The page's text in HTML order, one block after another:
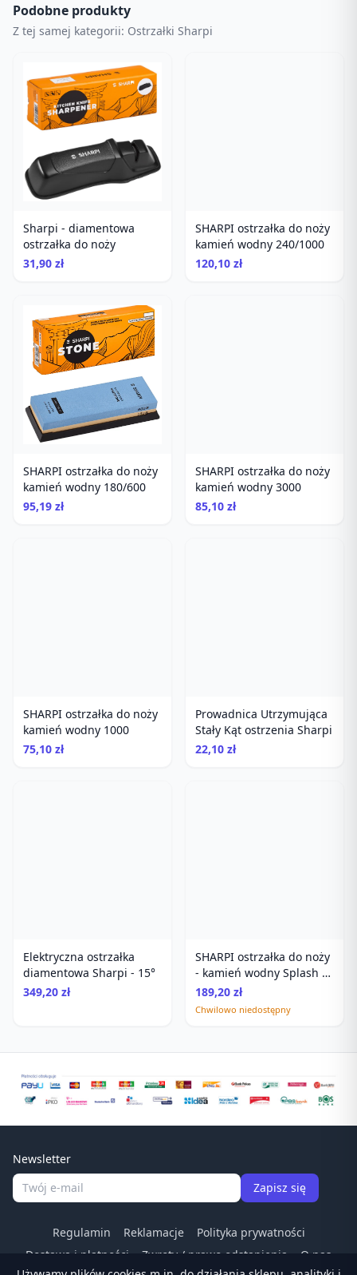
Podobne produkty
Z tej samej kategorii: Ostrzałki Sharpi
Sharpi - diamentowa
ostrzałka do noży
31,90 zł
SHARPI ostrzałka do noży
kamień wodny 240/1000
120,10 zł
SHARPI ostrzałka do noży
kamień wodny 180/600
95,19 zł
SHARPI ostrzałka do noży
kamień wodny 3000
85,10 zł
SHARPI ostrzałka do noży
kamień wodny 1000
75,10 zł
Prowadnica Utrzymująca
Stały Kąt ostrzenia Sharpi
22,10 zł
Elektryczna ostrzałka
diamentowa Sharpi - 15°
349,20 zł
SHARPI ostrzałka do noży
- kamień wodny Splash &
Go 1000/3000
189,20 zł
Chwilowo niedostępny
Newsletter
Zapisz się
Regulamin Reklamacje
Polityka prywatności
Dostawa i płatności
Zwroty / prawo odstapienia
O nas